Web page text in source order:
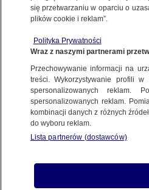
POLSKA
Prokuratura potwierdza
12.03.2025, 19:27Aktualizacja:
Udostępnij
się przetwarzaniu w oparciu o
plików cookie i reklam”.
Polityka Prywatności
Wraz z naszymi partnerami
Przechowywanie informacji na
treści. Wykorzystywanie profili
spersonalizowanych reklam.
spersonalizowanych reklam.
kombinacji danych z różnych
do wyboru reklam.
Lista partnerów (dostawców)